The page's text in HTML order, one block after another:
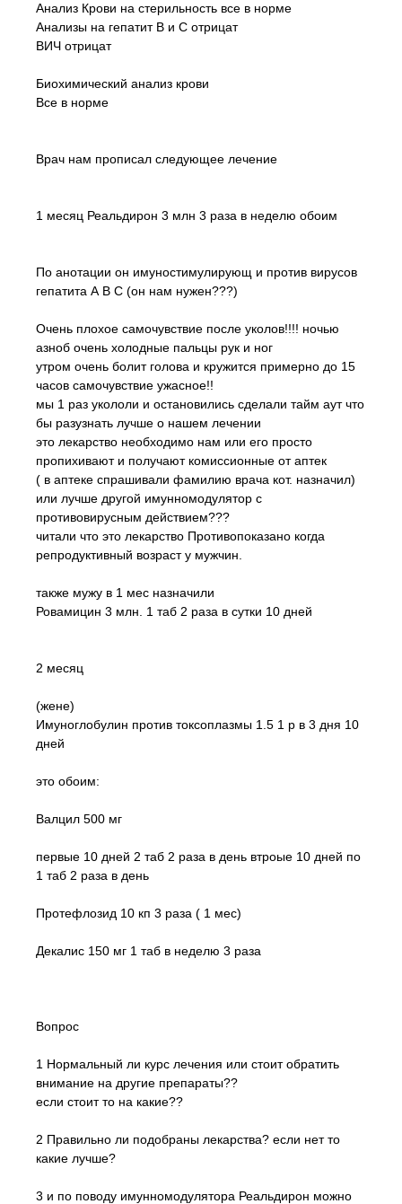
Анализ Крови на стерильность все в норме
Анализы на гепатит В и С отрицат
ВИЧ отрицат
Биохимический анализ крови
Все в норме
Врач нам прописал следующее лечение
1 месяц Реальдирон 3 млн 3 раза в неделю обоим
По анотации он имуностимулирующ и против вирусов
гепатита А В С (он нам нужен???)
Очень плохое самочувствие после уколов!!!! ночью
азноб очень холодные пальцы рук и ног
утром очень болит голова и кружится примерно до 15
часов самочувствие ужасное!!
мы 1 раз укололи и остановились сделали тайм аут что
бы разузнать лучше о нашем лечении
это лекарство необходимо нам или его просто
пропихивают и получают комиссионные от аптек
( в аптеке спрашивали фамилию врача кот. назначил)
или лучше другой имунномодулятор с
противовирусным действием???
читали что это лекарство Противопоказано когда
репродуктивный возраст у мужчин.
также мужу в 1 мес назначили
Ровамицин 3 млн. 1 таб 2 раза в сутки 10 дней
2 месяц
(жене)
Имуноглобулин против токсоплазмы 1.5 1 р в 3 дня 10
дней
это обоим:
Валцил 500 мг
первые 10 дней 2 таб 2 раза в день втроые 10 дней по
1 таб 2 раза в день
Протефлозид 10 кп 3 раза ( 1 мес)
Декалис 150 мг 1 таб в неделю 3 раза
Вопрос
1 Нормальный ли курс лечения или стоит обратить
внимание на другие препараты??
если стоит то на какие??
2 Правильно ли подобраны лекарства? если нет то
какие лучше?
3 и по поводу имунномодулятора Реальдирон можно